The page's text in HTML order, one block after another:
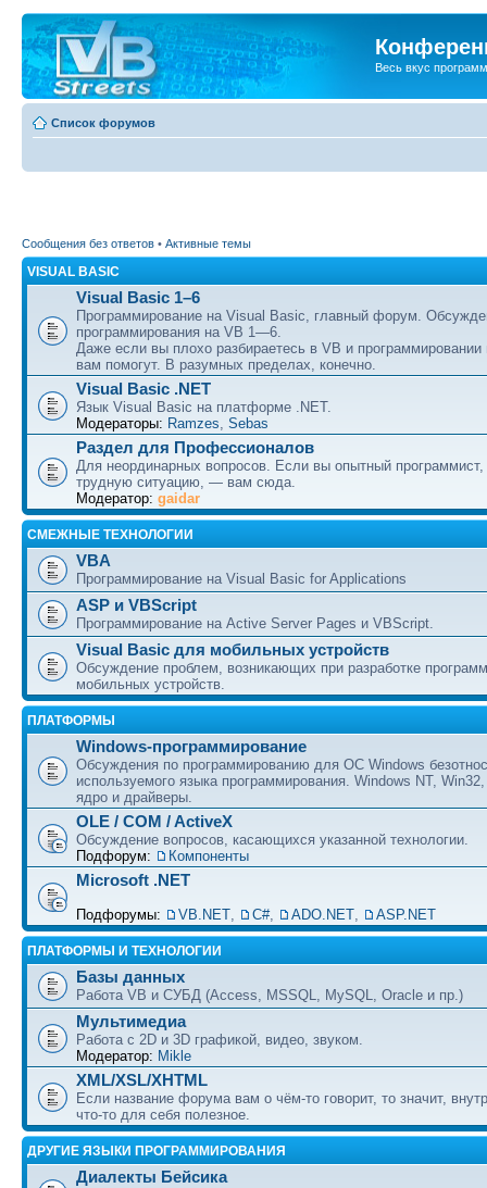
Весь вкус
Список форумов
Сообщения без ответов • Активные темы
VISUAL BASIC
Visual Basic 1–6
Программирование на Visual Basic, главный форум.
программирования на VB 1—6.
Даже если вы плохо разбираетесь в VB и
вам помогут. В разумных пределах, конечно.
Visual Basic .NET
Язык Visual Basic на платформе .NET.
Модераторы: Ramzes, Sebas
Раздел для Профессионалов
Для неординарных вопросов. Если вы опытный
трудную ситуацию, — вам сюда.
Модератор: gaidar
СМЕЖНЫЕ ТЕХНОЛОГИИ
VBA
Программирование на Visual Basic for Applications
ASP и VBScript
Программирование на Active Server Pages и VBScript.
Visual Basic для мобильных устройств
Обсуждение проблем, возникающих при разработке
мобильных устройств.
ПЛАТФОРМЫ
Windows-программирование
Обсуждения по программированию для ОС Windows
используемого языка программирования. Windows NT,
ядро и драйверы.
OLE / COM / ActiveX
Обсуждение вопросов, касающихся указанной технологии.
Подфорум:
Компоненты
Microsoft .NET
Подфорумы: VB.NET, C#, ADO.NET, ASP.NET
ПЛАТФОРМЫ И ТЕХНОЛОГИИ
Базы данных
Работа VB и СУБД (Access, MSSQL, MySQL, Oracle и пр.)
Мультимедиа
Работа с 2D и 3D графикой, видео, звуком.
Модератор: Mikle
XML/XSL/XHTML
Если название форума вам о чём-то говорит, то значит,
что-то для себя полезное.
ДРУГИЕ ЯЗЫКИ ПРОГРАММИРОВАНИЯ
Диалекты Бейсика